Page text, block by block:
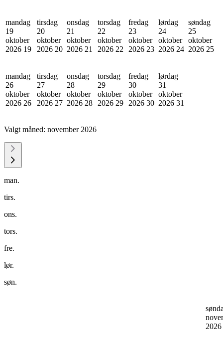
mandag
19
oktober
2026 19
tirsdag
20
oktober
2026 20
onsdag
21
oktober
2026 21
torsdag
22
oktober
2026 22
fredag
23
oktober
2026 23
lørdag
24
oktober
2026 24
søndag
25
oktober
2026 25
mandag
26
oktober
2026 26
tirsdag
27
oktober
2026 27
onsdag
28
oktober
2026 28
torsdag
29
oktober
2026 29
fredag
30
oktober
2026 30
lørdag
31
oktober
2026 31
Valgt måned: november 2026
man.
tirs.
ons.
tors.
fre.
lør.
søn.
2026